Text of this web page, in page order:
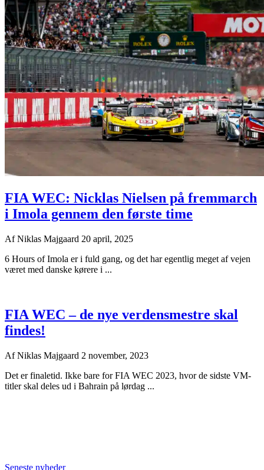
FIA WEC: Nicklas Nielsen på fremmarch
i Imola gennem den første time
AfNiklas Majgaard 20 april, 2025
6 Hours of Imola er i fuld gang, og det har egentlig meget af vejen
været med danske kørere i ...
FIA WEC – de nye verdensmestre skal
findes!
AfNiklas Majgaard 2 november, 2023
Det er finaletid. Ikke bare for FIA WEC 2023, hvor de sidste VM-
titler skal deles ud i Bahrain på lørdag ...
Seneste nyheder